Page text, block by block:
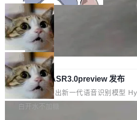
x / Harmony PC curl -fsSL https://
r.org/solon...
不断累积，代码仓中的模块关系、接口契
务逻辑等关键信息往往分散于数十乃至数
件之中，形成高度复杂的知识关联网络。
代码检索手段（如关键词匹配、目录遍历
在语法层面完成文本定位，难以触及代码
内涵与结构关联，导致开发者使用代码智
理解大规模代码仓时面临显著"代码仓理解"
颈。 代码仓深度理解服务（以下简称"
e深度理解服务"）是华为云码道（
名90后算法工程师王某，为了给自己接的
服务器空间，删光了公司AI游戏部门的全
数据。 王某2024年1月入职东城区某科技
短剧部门，有互联网大厂背景。在公司内
调整期间，部门三次通知全员将数据从A集
移到B集群，王某都回复了"收到"。 他没有
数据。2024年9月3日下午4点，他使用此
的账号密码进入A集群，输入了一条被程序
称为"删库跑路"的命令——最高管理员权
局
Cloudflare 分享推理优化实践：KV ca
che 量化 + 权重压缩，吞吐量提升 4
1%，成本降 30%
Kimi 和 GLM 是当前最强的大模型系列之
它们有一个共同的问题：太吃显存了。月
的 Kimi K 系列和智谱的 GLM 都是长上下
oE 架构的大模型，好用到让人上瘾，但
存永远不够用。 Cloudflare 的 Workers
一直在跑这些模型的推理。他们在官方博
局
腾讯混元 Hy ASR3.0preview 发布
腾讯混元正式推出新一代语音识别模型
3.0preview。基于最新一代大语言模型
白开水不加糖